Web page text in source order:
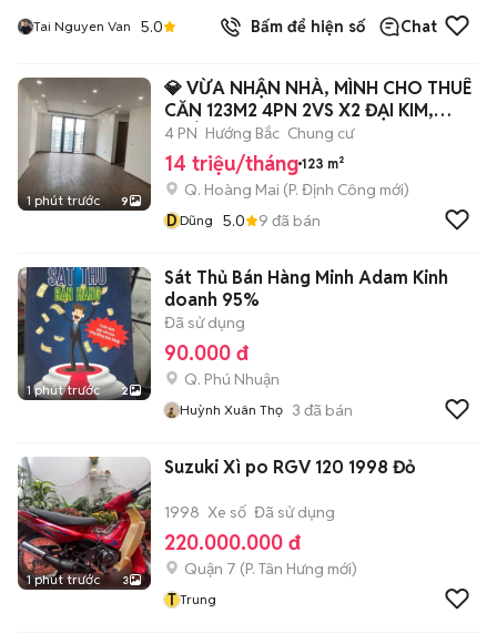
Tai Nguyen Van 5.0 Bấm để hiện số Chat
1 phút trước 9
💎 VỪA NHẬN NHÀ, MÌNH CHO THUÊ
CĂN 123M2 4PN 2VS X2 ĐẠI KIM,
HOÀNG MAI
4 PN Hướng Bắc Chung cư
14 triệu/tháng 123 m²
Q. Hoàng Mai (P. Định Công mới)
DDũng 5.0 9 đã bán
1 phút trước 2
Sát Thủ Bán Hàng Minh Adam Kinh
doanh 95%
Đã sử dụng
90.000 đ
Q. Phú Nhuận
Huỳnh Xuân Thọ 3 đã bán
1 phút trước 3
Suzuki Xì po RGV 120 1998 Đỏ
1998 Xe số Đã sử dụng
220.000.000 đ
Quận 7 (P. Tân Hưng mới)
T Trung